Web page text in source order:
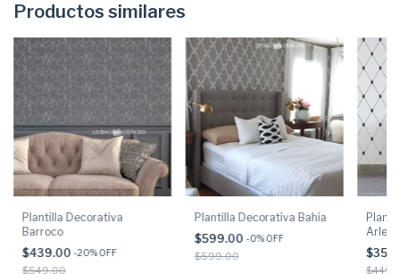
Productos similares
Plantilla Decorativa
Barroco
$439.00 -20% OFF
$549.00
Plantilla Decorativa Bahia
$599.00 -0% OFF
$599.00